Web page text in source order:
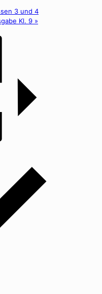
3 und 4
Kl. 9 »